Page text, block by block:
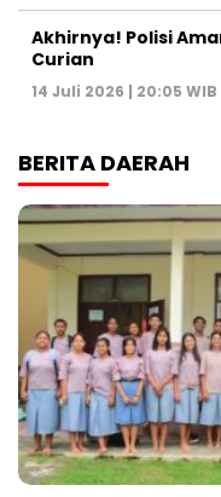
Akhirnya! Polisi
Curian
14 Juli 2026 | 20:05 WIB
BERITA DAERAH